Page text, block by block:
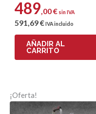
489,00€ sin IVA
591,69€IVA incluido
AÑADIR AL
CARRITO
¡Oferta!